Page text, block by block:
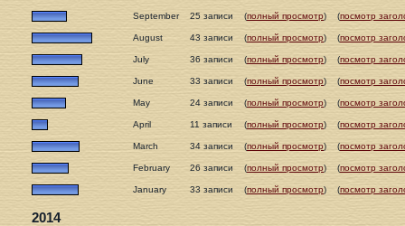
September 25 записи (полный просмотр) (посмотр
August 43 записи (полный просмотр) (посмотр
July 36 записи (полный просмотр) (посмотр
June 33 записи (полный просмотр) (посмотр
May 24 записи (полный просмотр) (посмотр
April 11 записи (полный просмотр) (посмотр
March 34 записи (полный просмотр) (посмотр
February 26 записи (полный просмотр) (посмотр
January 33 записи (полный просмотр) (посмотр
2014